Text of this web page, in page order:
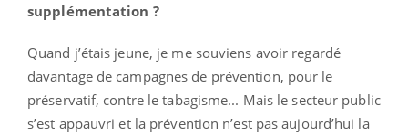
supplémentation ?
Quand j’étais jeune, je me souviens avoir regardé
davantage de campagnes de prévention, pour le
préservatif, contre le tabagisme... Mais le secteur public
s’est appauvri et la prévention n’est pas aujourd’hui la